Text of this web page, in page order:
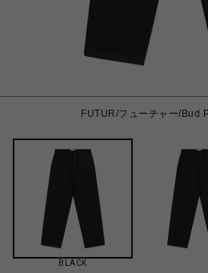
FUTUR/フューチャー/Bud
BLACK